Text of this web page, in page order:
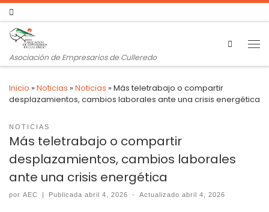
Asociación de Empresarios de Culleredo
Search
Inicio »Noticias »Noticias »Más teletrabajo o compartir
desplazamientos, cambios laborales ante una crisis energética
NOTICIAS
Más teletrabajo o compartir
desplazamientos, cambios laborales
ante una crisis energética
por AEC | Publicadaabril 4, 2026 - Actualizadoabril 4, 2026